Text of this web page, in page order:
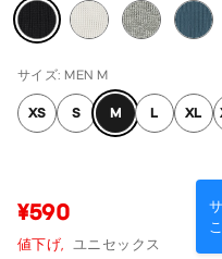
サイズ: MEN M
XS S M L XL
¥590
値下げ, ユニセックス